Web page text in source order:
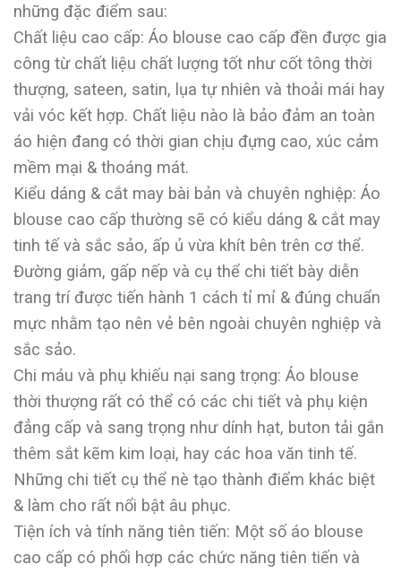
những đặc điểm sau:
Chất liệu cao cấp: Áo blouse cao cấp đền được gia
công từ chất liệu chất lượng tốt như cốt tông thời
thượng, sateen, satin, lụa tự nhiên và thoải mái hay
vải vóc kết hợp. Chất liệu nào là bảo đảm an toàn
áo hiện đang có thời gian chịu đựng cao, xúc cảm
mềm mại & thoáng mát.
Kiểu dáng & cắt may bài bản và chuyên nghiệp: Áo
blouse cao cấp thường sẽ có kiểu dáng & cắt may
tinh tế và sắc sảo, ấp ủ vừa khít bên trên cơ thể.
Đường giảm, gấp nếp và cụ thể chi tiết bày diễn
trang trí được tiến hành 1 cách tỉ mỉ & đúng chuẩn
mực nhằm tạo nên vẻ bên ngoài chuyên nghiệp và
sắc sảo.
Chi máu và phụ khiếu nại sang trọng: Áo blouse
thời thượng rất có thể có các chi tiết và phụ kiện
đẳng cấp và sang trọng như dính hạt, buton tải gắn
thêm sắt kẽm kim loại, hay các hoa văn tinh tế.
Những chi tiết cụ thể nè tạo thành điểm khác biệt
& làm cho rất nổi bật âu phục.
Tiện ích và tính năng tiên tiến: Một số áo blouse
cao cấp có phối hợp các chức năng tiên tiến và